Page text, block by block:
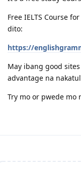
Free IELTS Course
dito:
https://
May ibang good
advantage na
Try mo or pwede mo